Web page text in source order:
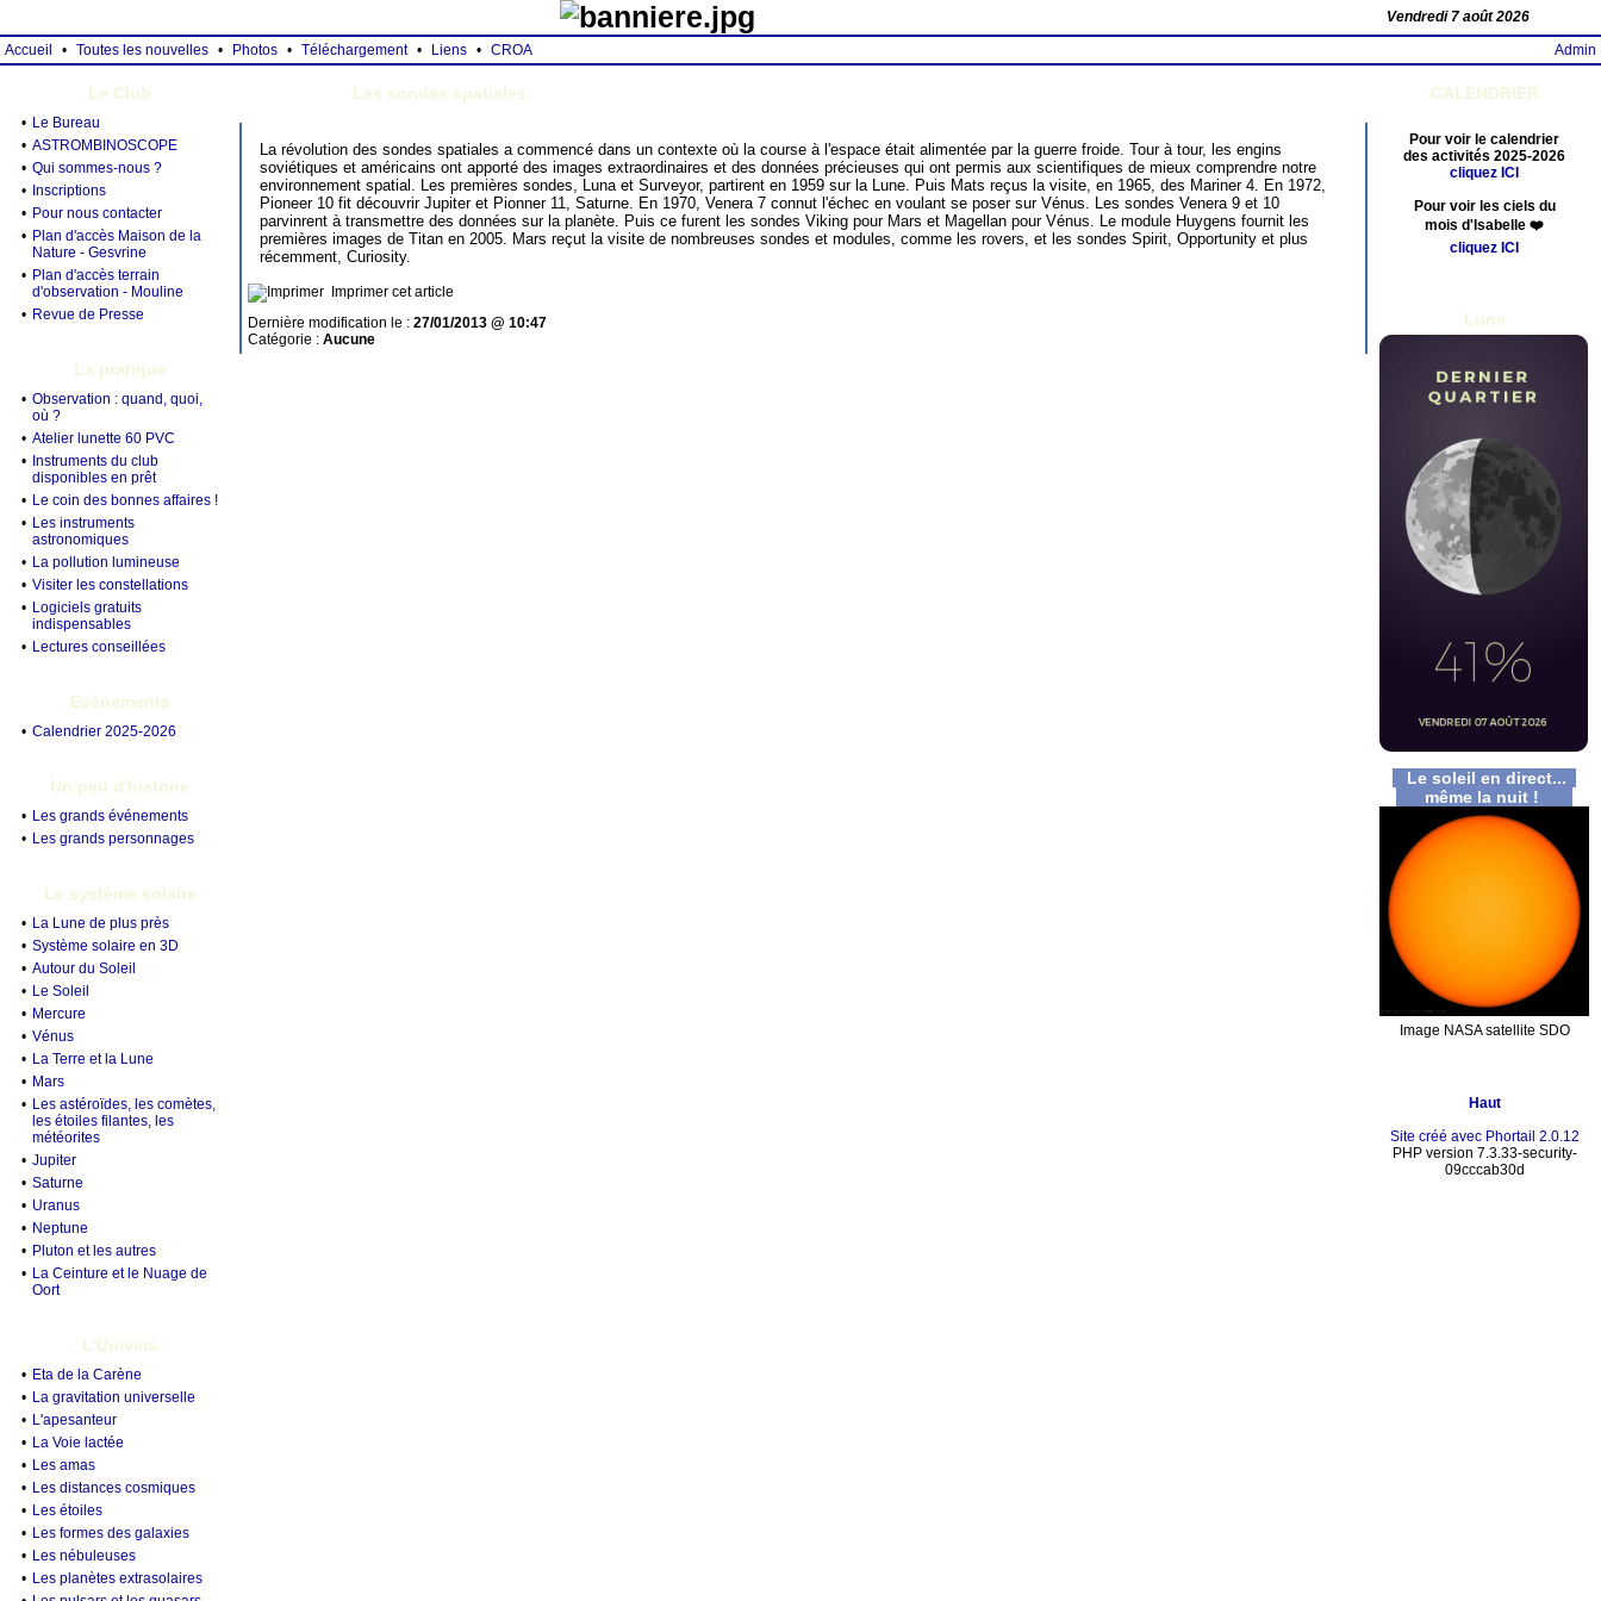
Vendredi 7 août 2026
Accueil
• Toutes les nouvelles • Photos • Téléchargement • Liens • CROA Admin
Le Club
• Le Bureau
• ASTROMBINOSCOPE
• Qui sommes-nous ?
•
Inscriptions
• Pour nous contacter
• Plan d'accès Maison de la
Nature - Gesvrine
• Plan d'accès terrain
d'observation - Mouline
• Revue de Presse
La pratique
• Observation : quand, quoi,
où ?
• Atelier lunette 60 PVC
•
Instruments du club
disponibles en prêt
• Le coin des bonnes affaires !
• Les instruments
astronomiques
• La pollution lumineuse
• Visiter les constellations
• Logiciels gratuits
indispensables
• Lectures conseillées
Evènements
• Calendrier 2025-2026
Un peu d'histoire
• Les grands événements
• Les grands personnages
Le système solaire
• La Lune de plus près
• Système solaire en 3D
• Autour du Soleil
• Le Soleil
• Mercure
• Vénus
• La Terre et la Lune
• Mars
• Les astéroïdes, les comètes,
les étoiles filantes, les
météorites
• Jupiter
• Saturne
• Uranus
• Neptune
• Pluton et les autres
• La Ceinture et le Nuage de
Oort
L'Univers
• Eta de la Carène
• La gravitation universelle
• L'apesanteur
• La Voie lactée
• Les amas
• Les distances cosmiques
• Les étoiles
• Les formes des galaxies
• Les nébuleuses
• Les planètes extrasolaires
Les sondes spatiales
La révolution des sondes spatiales a commencé dans un contexte où la course à l'espace était alimentée par la guerre froide. Tour à tour, les engins
soviétiques et américains ont apporté des images extraordinaires et des données précieuses qui ont permis aux scientifiques de mieux comprendre notre
environnement spatial. Les premières sondes, Luna et Surveyor, partirent en 1959 sur la Lune. Puis Mats reçus la visite, en 1965, des Mariner 4. En 1972,
Pioneer 10 fit découvrir Jupiter et Pionner 11, Saturne. En 1970, Venera 7 connut l'échec en voulant se poser sur Vénus. Les sondes Venera 9 et 10
parvinrent à transmettre des données sur la planète. Puis ce furent les sondes Viking pour Mars et Magellan pour Vénus. Le module Huygens fournit les
premières images de Titan en 2005. Mars reçut la visite de nombreuses sondes et modules, comme les rovers, et les sondes Spirit, Opportunity et plus
récemment, Curiosity.
Imprimer cet article
Dernière modification le : 27/01/2013 @ 10:47
Catégorie : Aucune
CALENDRIER
Pour voir le calendrier
des activités 2025-2026
cliquez ICI
Pour voir les ciels du
mois d'Isabelle ❤️
cliquez ICI
Lune
Le soleil en direct...
même la nuit !
Image NASA satellite SDO
Haut
Site créé avec Phortail 2.0.12
PHP version 7.3.33-security-
09cccab30d